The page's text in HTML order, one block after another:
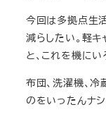
今回は多拠点生
減らしたい。軽
と、これを機にい
布団、洗濯機、
のをいったんナシ